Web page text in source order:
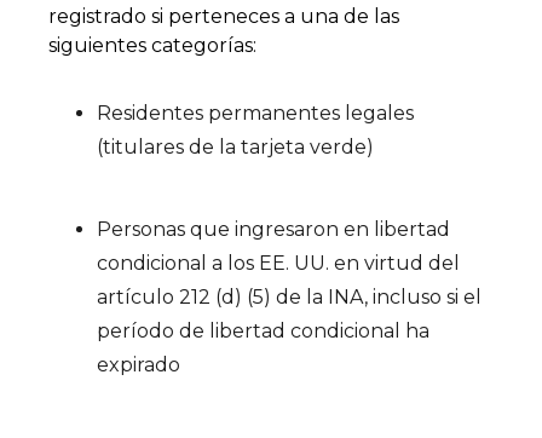
registrado si perteneces a una de las
siguientes categorías:
Residentes permanentes legales
(titulares de la tarjeta verde)
Personas que ingresaron en libertad
condicional a los EE. UU. en virtud del
artículo 212 (d) (5) de la INA, incluso si el
período de libertad condicional ha
expirado